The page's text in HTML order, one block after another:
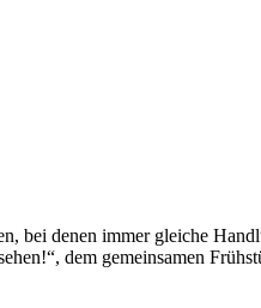
bei denen immer gleiche
dem gemeinsamen